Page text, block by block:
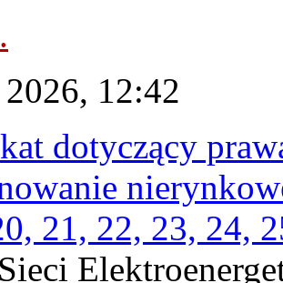
12:42
dotyczący
21, 22, 23, 24,